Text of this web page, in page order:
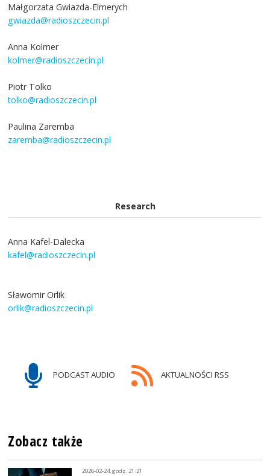
Małgorzata Gwiazda-Elmerych
gwiazda@radioszczecin.pl
Anna Kolmer
kolmer@radioszczecin.pl
Piotr Tolko
tolko@radioszczecin.pl
Paulina Zaremba
zaremba@radioszczecin.pl
Research
Anna Kafel-Dalecka
kafel@radioszczecin.pl
Sławomir Orlik
orlik@radioszczecin.pl
PODCAST AUDIO AKTUALNOŚCI RSS
Zobacz także
2026-02-24, godz. 21:21